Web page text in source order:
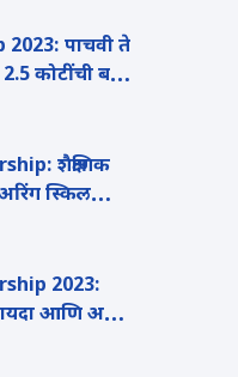
पाचवी ते
2.5 कोटींची बक्षिसे
शैक्षणिक
स्किल
2023:
आणि अर्ज